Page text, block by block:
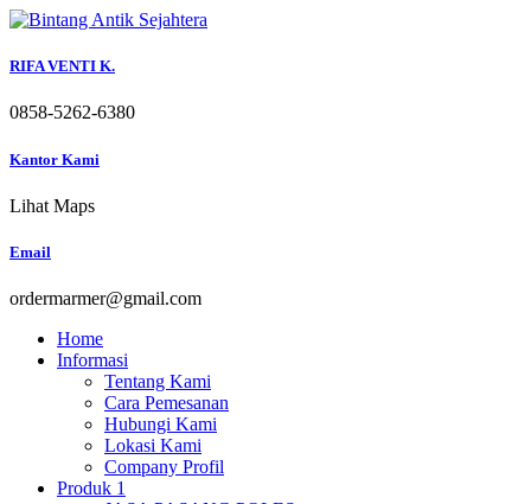
Skip
content
RIFA VENTI K.
0858-5262-6380
Kantor Kami
Lihat Maps
Email
ordermarmer@gmail.com
Home
Informasi
Tentang Kami
Cara Pemesanan
Hubungi Kami
Lokasi Kami
Company Profil
Produk 1